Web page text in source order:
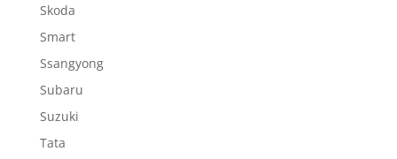
Skoda
Smart
Ssangyong
Subaru
Suzuki
Tata